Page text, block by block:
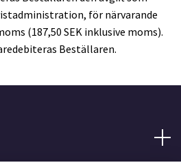
för närvarande
(187,50 SEK inklusive moms).
Beställaren.